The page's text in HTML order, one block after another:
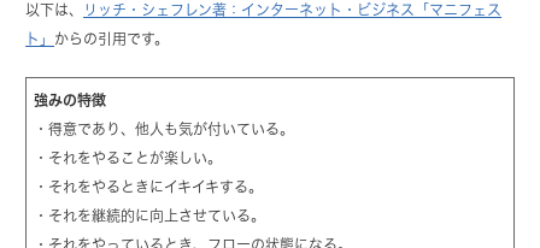
以下は、
リッチ・シェフレン著：インターネット・ビジネス「マニフェス
ト」 からの引用です。
強みの特徴
・得意であり、他人も気が付いている。
・それをやることが楽しい。
・それをやるときにイキイキする。
・それを継続的に向上させている。
・それをやっているとき、フローの状態になる。